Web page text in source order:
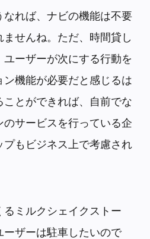
れば、ナビの機能は不要
せんね。ただ、時間貸し
ーザーが次にする行動を
機能が必要だと感じるは
とができれば、自前でな
のサービスを行っている企
もビジネス上で考慮され
ミルクシェイクストー
ーザーは駐車したいので